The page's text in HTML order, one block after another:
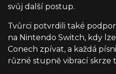
svůj další postup.
Tvůrci potvrdili také
na Nintendo Switch, kdy
Conech zpívat, a každá
různé stupně vibrací skrze